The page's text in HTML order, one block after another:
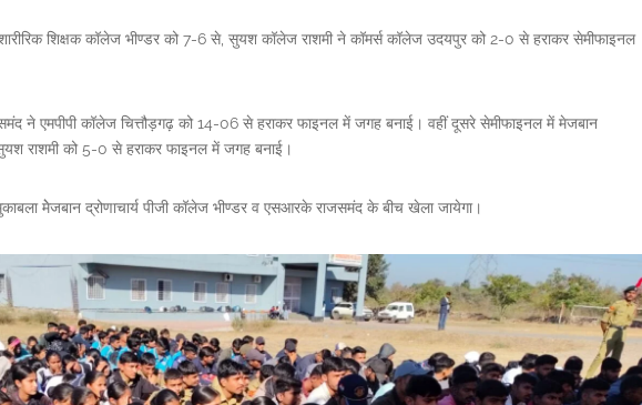
शिक्षक कॉलेज भीण्डर को 7-6 से, सुयश कॉलेज राशमी ने कॉमर्स कॉलेज उदयपुर को 2-0 से हराकर सेमीफाइनल
ने एमपीपी कॉलेज चित्तौड़गढ़ को 14-06 से हराकर फाइनल में जगह बनाई। वहीं दूसरे सेमीफाइनल में मेजबान
सुयश राशमी को 5-0 से हराकर फाइनल में जगह बनाई।
मेेजबान द्रोणाचार्य पीजी कॉलेज भीण्डर व एसआरके राजसमंद के बीच खेला जायेगा।